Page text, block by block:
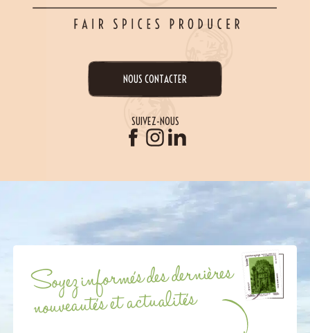
NOUS CONTACTER
SUIVEZ-NOUS
Soyez informés des dernières
nouveautés et actualités